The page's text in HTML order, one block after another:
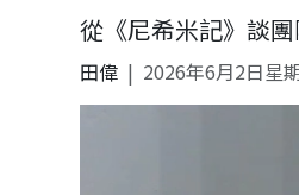
從《尼希米記》談
田偉 2026年6月2日星